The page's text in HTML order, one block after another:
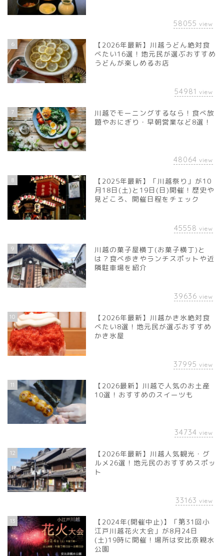
58055 view
6
【2026年最新】川越うどん絶対食
べたい16選！地元民が選ぶおすすめ
うどんが楽しめるお店
54981 view
7
川越でモーニングするなら！食べ放
題やおにぎり・早朝営業など8選！
48064 view
8
【2025年最新】「川越祭り」が10
月18日(土)と19日(日)開催！歴史や
見どころ、開催日程をチェック
45558 view
9
川越の菓子屋横丁(お菓子横丁)と
は？食べ歩きやランチスポットや近
隣駐車場を紹介
39636 view
10
【2026年最新】川越かき氷絶対食
べたい8選！地元民が選ぶおすすめ
かき氷屋
37995 view
11
【2026最新】川越で人気のお土産
10選！おすすめのスイーツも
34734 view
12
【2026年最新】川越人気観光・グ
ルメ26選！地元民のおすすめスポッ
ト
33163 view
13
【2024年(開催中止)】「第31回小
江戸川越花火大会」が8月24日
(土)19時に開催！場所は安比奈親水
公園